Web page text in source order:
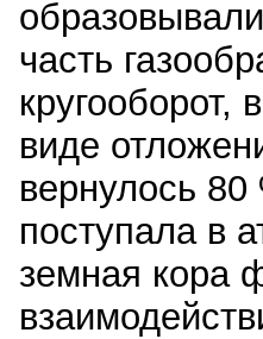
часть
кругооборот,
виде
вернулось 80
поступала в
земная кора